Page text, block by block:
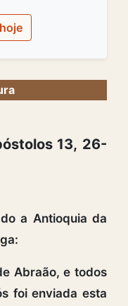
13, 26-
a Antioquia da
Abraão, e todos
foi enviada esta